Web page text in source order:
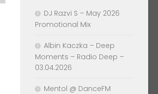
DJ Razvi S – May 2026
Promotional Mix
Albin Kaczka – Deep
Moments – Radio Deep –
03.04.2026
Mentol @ DanceFM